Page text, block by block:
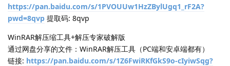
https://pan.baidu.com/s/1PVOUUw1HzZBylUgq1_rF2A?
pwd=8qvp 提取码: 8qvp
WinRAR解压缩工具+解压专家破解版
通过网盘分享的文件：WinRAR解压工具（PC端和安卓端都有）
链接: https://pan.baidu.com/s/1Z6FwiRKfGkS9o-cIyiwSqg?